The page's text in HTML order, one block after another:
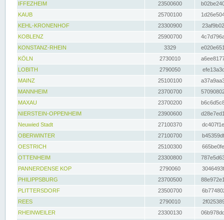
IFFEZHEIM
23500600
KAUB
25700100
KEHL-KRONENHOF
23300900
KOBLENZ
25900700
KONSTANZ-RHEIN
3329
KÖLN
2730010
LOBITH
2790050
MAINZ
25100100
MANNHEIM
23700700
MAXAU
23700200
NIERSTEIN-OPPENHEIM
23900600
Neuwied Stadt
27100370
OBERWINTER
27100700
OESTRICH
25100300
OTTENHEIM
23300800
PANNERDENSE KOP
2790060
PHILIPPSBURG
23700500
PLITTERSDORF
23500700
REES
2790010
RHEINWEILER
23300130